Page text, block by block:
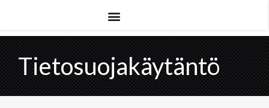
Tietosuojakäytäntö